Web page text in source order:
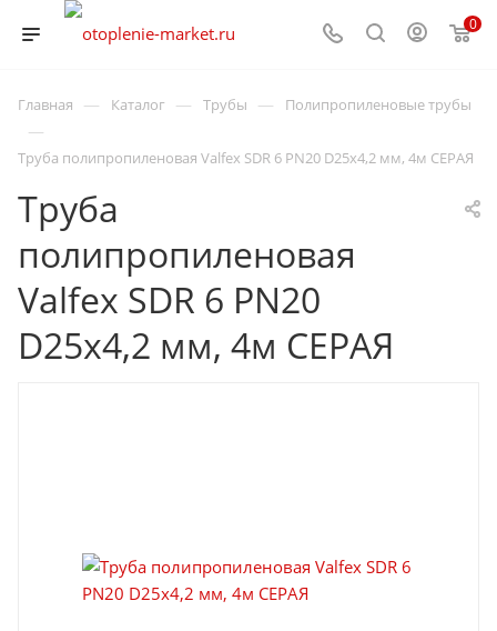
0
Главная — Каталог — Трубы — Полипропиленовые трубы
—
Труба полипропиленовая Valfex SDR 6 PN20 D25х4,2 мм, 4м СЕРАЯ
Труба
полипропиленовая
Valfex SDR 6 PN20
D25х4,2 мм, 4м СЕРАЯ